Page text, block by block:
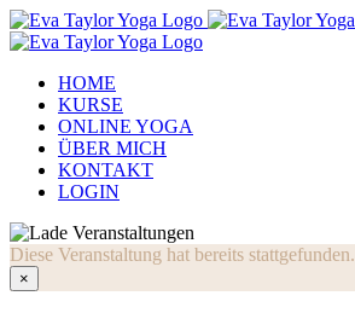
Zum
Inhalt
HOME
KURSE
ONLINE YOGA
ÜBER MICH
KONTAKT
LOGIN
Diese Veranstaltung hat bereits stattgefunden.
×